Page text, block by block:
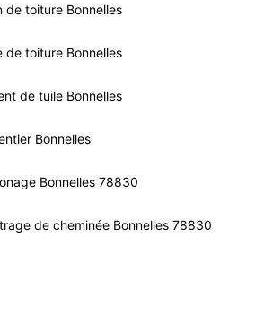
de toiture Bonnelles
de toiture Bonnelles
de tuile Bonnelles
Bonnelles
Bonnelles 78830
de cheminée Bonnelles 78830